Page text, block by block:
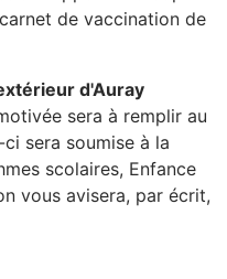
de vaccination de
d'Auray
sera à remplir au
sera soumise à la
scolaires, Enfance
vous avisera, par écrit,